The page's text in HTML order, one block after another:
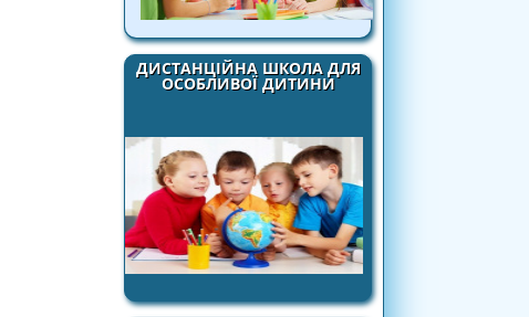
ДИСТАНЦІЙНА ШКОЛА ДЛЯ
ОСОБЛИВОЇ ДИТИНИ